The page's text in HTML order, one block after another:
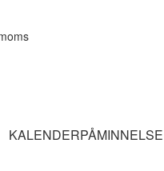
KALENDERPÅMINNELSE